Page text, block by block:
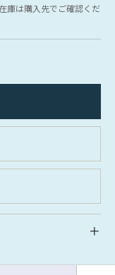
庫は購入先でご確認くだ